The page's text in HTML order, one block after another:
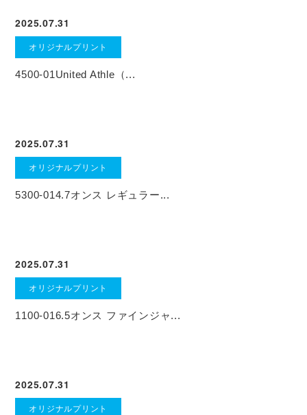
2025.07.31
オリジナルプリント
4500-01United Athle（...
2025.07.31
オリジナルプリント
5300-014.7オンス レギュラー...
2025.07.31
オリジナルプリント
1100-016.5オンス ファインジャ...
2025.07.31
オリジナルプリント